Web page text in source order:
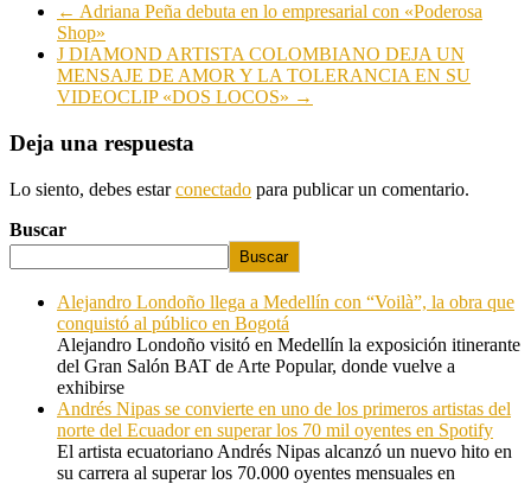
← Adriana Peña debuta en lo empresarial con «Poderosa
Shop»
J DIAMOND ARTISTA COLOMBIANO DEJA UN
MENSAJE DE AMOR Y LA TOLERANCIA EN SU
VIDEOCLIP «DOS LOCOS» →
Deja una respuesta
Lo siento, debes estarconectado para publicar un comentario.
Buscar
Buscar
Alejandro Londoño llega a Medellín con “Voilà”, la obra que
conquistó al público en Bogotá
Alejandro Londoño visitó en Medellín la exposición itinerante
del Gran Salón BAT de Arte Popular, donde vuelve a
exhibirse
Andrés Nipas se convierte en uno de los primeros artistas del
norte del Ecuador en superar los 70 mil oyentes en Spotify
El artista ecuatoriano Andrés Nipas alcanzó un nuevo hito en
su carrera al superar los 70.000 oyentes mensuales en